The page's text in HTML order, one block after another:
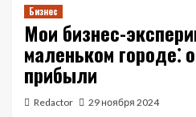
Бизнес
Мои бизнес-
маленьком городе⁚
прибыли
Redactor 29 ноября 2024